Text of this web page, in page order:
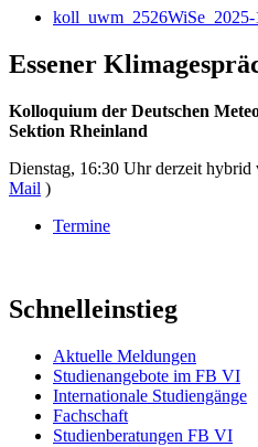
Essener
Kolloquium der Deutschen
Sektion Rheinland
Dienstag, 16:30 Uhr derzeit
Mail )
Termine
Schnelleinstieg
Aktuelle Meldungen
Studienangebote im FB VI
Internationale Studiengänge
Fachschaft
Studienberatungen FB VI